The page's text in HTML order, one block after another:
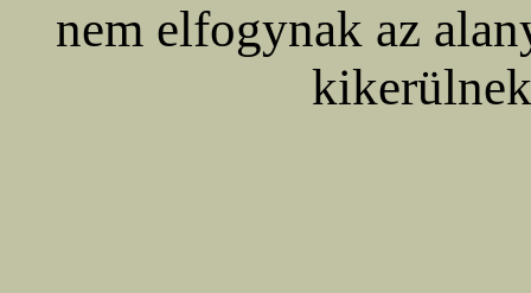
nem elfogynak az